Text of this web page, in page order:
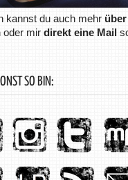
kannst du auch mehr
oder mir direkt eine Mail
SO BIN: